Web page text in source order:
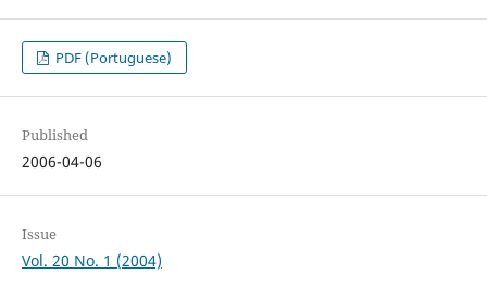
PDF (Portuguese)
Published
2006-04-06
Issue
Vol. 20 No. 1 (2004)